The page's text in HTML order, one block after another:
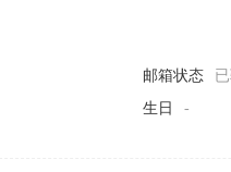
邮箱状态
生日 -